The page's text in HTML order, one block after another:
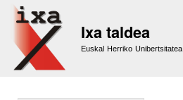
Ixa taldea
Euskal Herriko Unibertsitatea